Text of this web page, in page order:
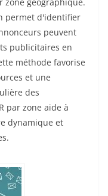
permet d'identifier
peuvent
publicitaires en
méthode favorise
et une
des
par zone aide à
dynamique et